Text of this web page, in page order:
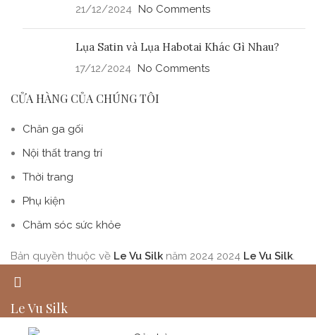
21/12/2024 No Comments
Lụa Satin và Lụa Habotai Khác Gì Nhau?
17/12/2024 No Comments
CỬA HÀNG CỦA CHÚNG TÔI
Chăn ga gối
Nội thất trang trí
Thời trang
Phụ kiện
Chăm sóc sức khỏe
Bản quyền thuộc về Le Vu Silk năm 2024 2024 Le Vu Silk.
Le Vu Silk